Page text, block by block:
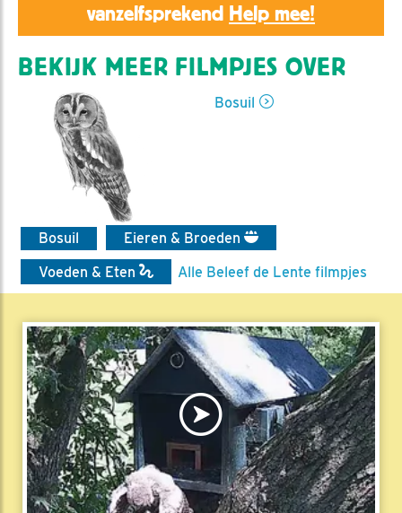
vanzelfsprekend Help mee!
BEKIJK MEER FILMPJES OVER
Bosuil
Bosuil
Eieren & Broeden
Voeden & Eten
Alle Beleef de Lente filmpjes